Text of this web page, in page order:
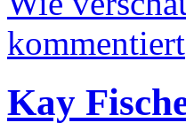
kommentiert
Kay